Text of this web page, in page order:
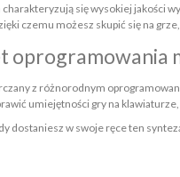
się wysokiej jakości
czemu możesz skupić się na
oprogramowania
z różnorodnym
umiejętności gry na
dostaniesz w swoje ręce ten